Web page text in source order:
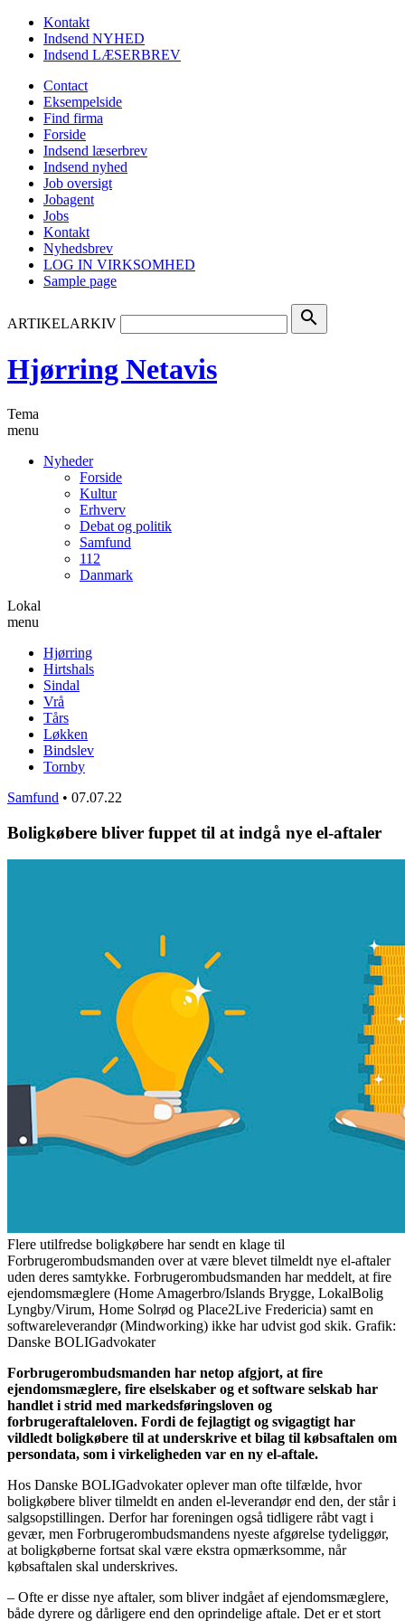
Kontakt
Indsend NYHED
Indsend LÆSERBREV
Contact
Eksempelside
Find firma
Forside
Indsend læserbrev
Indsend nyhed
Job oversigt
Jobagent
Jobs
Kontakt
Nyhedsbrev
LOG IN VIRKSOMHED
Sample page
ARTIKELARKIV search
Hjørring Netavis
Tema
menu
Nyheder
Forside
Kultur
Erhverv
Debat og politik
Samfund
112
Danmark
Lokal
menu
Hjørring
Hirtshals
Sindal
Vrå
Tårs
Løkken
Bindslev
Tornby
Samfund • 07.07.22
Boligkøbere bliver fuppet til at indgå nye el-aftaler
Flere utilfredse boligkøbere har sendt en klage til
Forbrugerombudsmanden over at være blevet tilmeldt nye el-aftaler
uden deres samtykke. Forbrugerombudsmanden har meddelt, at fire
ejendomsmæglere (Home Amagerbro/Islands Brygge, LokalBolig
Lyngby/Virum, Home Solrød og Place2Live Fredericia) samt en
softwareleverandør (Mindworking) ikke har udvist god skik. Grafik:
Danske BOLIGadvokater
Forbrugerombudsmanden har netop afgjort, at fire
ejendomsmæglere, fire elselskaber og et software selskab har
handlet i strid med markedsføringsloven og
forbrugeraftaleloven. Fordi de fejlagtigt og svigagtigt har
vildledt boligkøbere til at underskrive et bilag til købsaftalen om
persondata, som i virkeligheden var en ny el-aftale.
Hos Danske BOLIGadvokater oplever man ofte tilfælde, hvor
boligkøbere bliver tilmeldt en anden el-leverandør end den, der står i
salgsopstillingen. Derfor har foreningen også tidligere råbt vagt i
gevær, men Forbrugerombudsmandens nyeste afgørelse tydeliggør,
at boligkøberne fortsat skal være ekstra opmærksomme, når
købsaftalen skal underskrives.
– Ofte er disse nye aftaler, som bliver indgået af ejendomsmæglere,
både dyrere og dårligere end den oprindelige aftale. Det er et stort